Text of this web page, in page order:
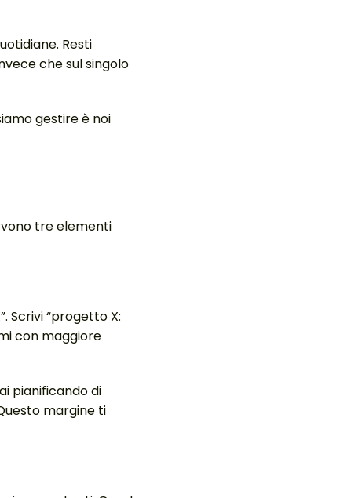
Resti
che sul singolo
gestire è noi
tre elementi
Scrivi “progetto X:
con maggiore
pianificando di
margine ti